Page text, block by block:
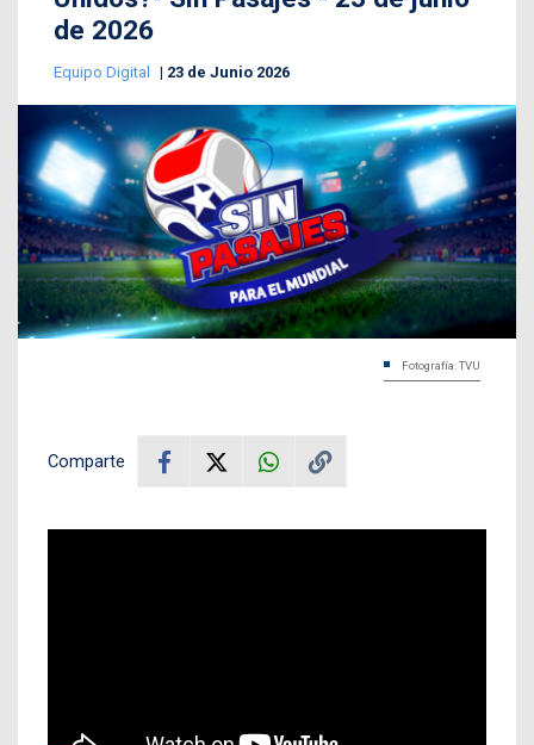
de 2026
Equipo Digital 23 de Junio 2026
Fotografía: TVU
Comparte